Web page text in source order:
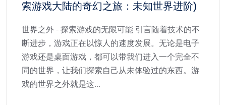
索游戏大陆的奇幻之旅：未知世界进阶)
世界之外 - 探索游戏的无限可能 引言随着技术的不
断进步，游戏正在以惊人的速度发展。无论是电子
游戏还是桌面游戏，都可以带我们进入一个完全不
同的世界，让我们探索自己从未体验过的东西。游
戏的世界之外就是这...